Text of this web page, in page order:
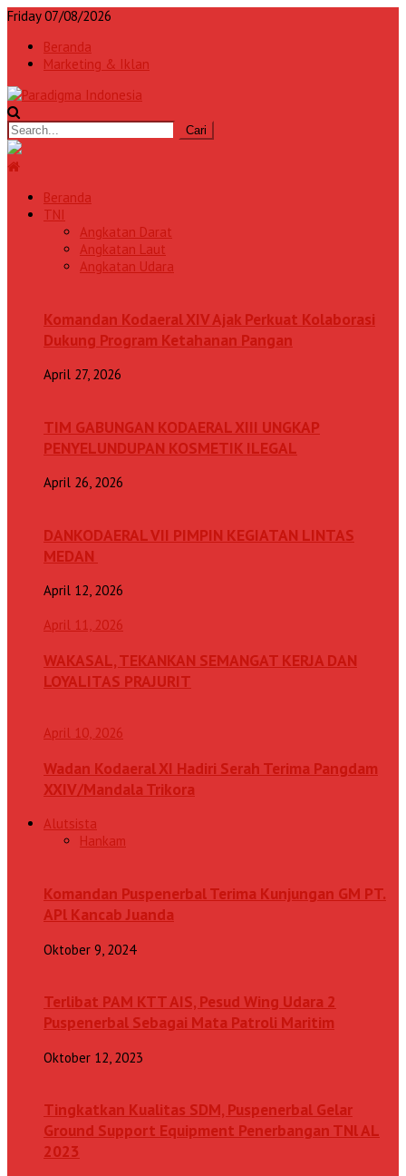
Friday 07/08/2026
Beranda
Marketing & Iklan
Beranda
TNI
Angkatan Darat
Angkatan Laut
Angkatan Udara
Komandan Kodaeral XIV Ajak Perkuat Kolaborasi
Dukung Program Ketahanan Pangan
April 27, 2026
TIM GABUNGAN KODAERAL XIII UNGKAP
PENYELUNDUPAN KOSMETIK ILEGAL
April 26, 2026
DANKODAERAL VII PIMPIN KEGIATAN LINTAS
MEDAN
April 12, 2026
April 11, 2026
WAKASAL, TEKANKAN SEMANGAT KERJA DAN
LOYALITAS PRAJURIT
April 10, 2026
Wadan Kodaeral XI Hadiri Serah Terima Pangdam
XXIV/Mandala Trikora
Alutsista
Hankam
Komandan Puspenerbal Terima Kunjungan GM PT.
APl Kancab Juanda
Oktober 9, 2024
Terlibat PAM KTT AIS, Pesud Wing Udara 2
Puspenerbal Sebagai Mata Patroli Maritim
Oktober 12, 2023
Tingkatkan Kualitas SDM, Puspenerbal Gelar
Ground Support Equipment Penerbangan TNl AL
2023